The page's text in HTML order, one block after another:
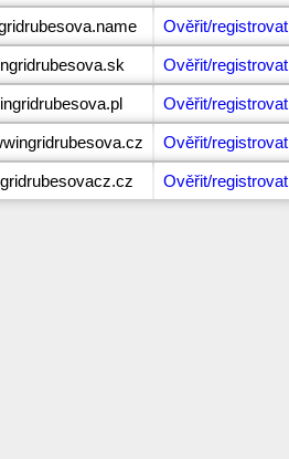
Ověřit/registrovat
Ověřit/registrovat
Ověřit/registrovat
Ověřit/registrovat
Ověřit/registrovat